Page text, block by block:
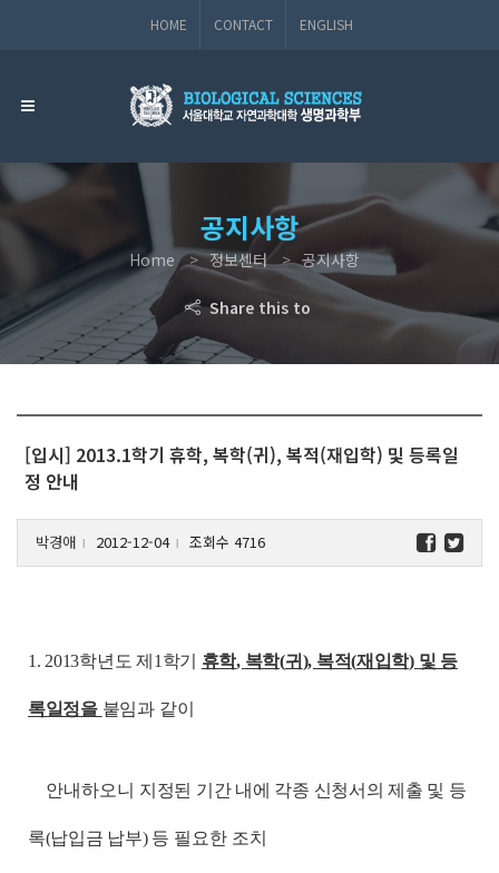
HOME CONTACT ENGLISH
공지사항
Home 정보센터 공지사항
Share this to
[입시] 2013.1학기 휴학, 복학(귀), 복적(재입학) 및 등록일
정 안내
박경애 l 2012-12-04 l 조회수 4716
1. 2013학년도 제 1 학기 휴학, 복학(귀 ), 복적(재입학) 및 등
록일정을 붙임과 같이
안내하오니 지정된 기간 내에 각종 신청서의 제출 및 등
록(납입금 납부) 등 필요한 조치